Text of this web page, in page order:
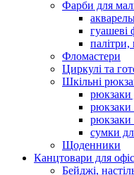
Фарби для
гуашеві
Фломастери
Циркулі та
Шкільні
рюкзаки
рюкзаки
рюкзаки
сумки
Щоденники
Канцтовари для
Бейджі,